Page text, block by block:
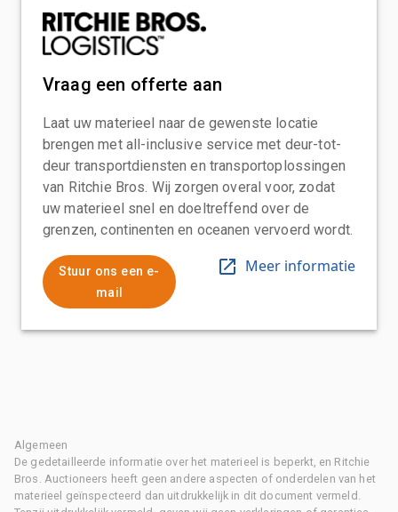
Vraag een offerte aan
Laat uw materieel naar de gewenste locatie
brengen met all-inclusive service met deur-tot-
deur transportdiensten en transportoplossingen
van Ritchie Bros. Wij zorgen overal voor, zodat
uw materieel snel en doeltreffend over de
grenzen, continenten en oceanen vervoerd wordt.
Stuur ons een e-
mail
Meer informatie
Algemeen
De gedetailleerde informatie over het materieel is beperkt, en Ritchie
Bros. Auctioneers heeft geen andere aspecten of onderdelen van het
materieel geïnspecteerd dan uitdrukkelijk in dit document vermeld.